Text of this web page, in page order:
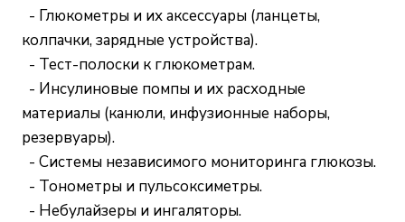
- Глюкометры и их аксессуары (ланцеты,
колпачки, зарядные устройства).
- Тест-полоски к глюкометрам.
- Инсулиновые помпы и их расходные
материалы (канюли, инфузионные наборы,
резервуары).
- Системы независимого мониторинга глюкозы.
- Тонометры и пульсоксиметры.
- Небулайзеры и ингаляторы.